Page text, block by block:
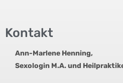
Kontakt
Ann-Marlene Henning,
Sexologin M.A. und